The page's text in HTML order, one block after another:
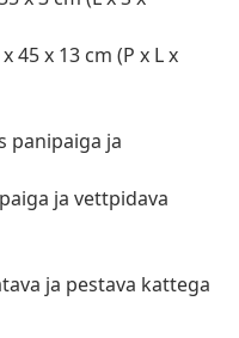
45 x 13 cm (P x L x
panipaiga ja
ja vettpidava
ja pestava kattega